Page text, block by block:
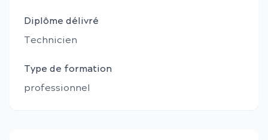
Diplôme délivré
Technicien
Type de formation
professionnel